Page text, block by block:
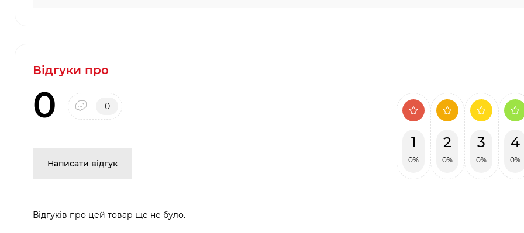
Відгуки про
0 0
Написати відгук
1
0%
2
0%
3
0%
4
0%
Відгуків про цей товар ще не було.